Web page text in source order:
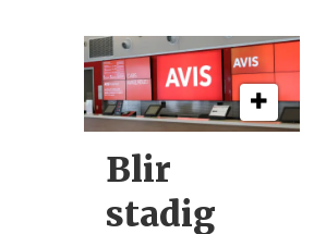
Blir
stadig